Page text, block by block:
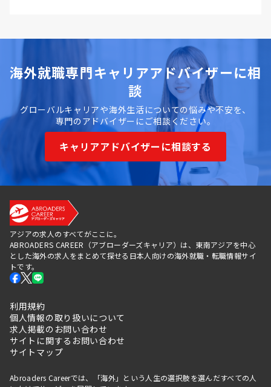
海外就職専門キャリアアドバイザーに相
談
グローバルキャリアや海外生活についての悩みや不安を、
専門のアドバイザーにご相談ください。
キャリアアドバイザーに相談する
アジアの求人のすべてがここに。
ABROADERS CAREER（アブローダーズキャリア）は、東南アジアを中心
とした海外の求人をまとめて探せる日本人向けの海外就職・転職情報サイ
トです。
利用規約
個人情報の取り扱いについて
求人掲載のお問い合わせ
サイトに関するお問い合わせ
サイトマップ
Abroaders Careerでは、「海外」という人生の選択肢を選んだすべての人